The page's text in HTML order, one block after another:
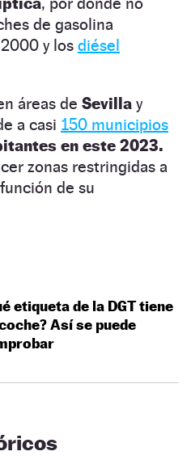
de gasolina
y los diésel
áreas de Sevilla y
a casi 150 municipios
en este 2023.
zonas restringidas a
de su
etiqueta de la DGT tiene
Así se puede